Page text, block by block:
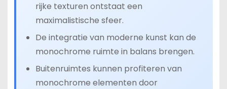
rijke texturen ontstaat een
maximalistische sfeer.
De integratie van moderne kunst kan de
monochrome ruimte in balans brengen.
Buitenruimtes kunnen profiteren van
monochrome elementen door